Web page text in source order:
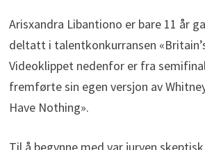
Arisxandra Libantiono er bare 11 år
deltatt i talentkonkurransen
Videoklippet nedenfor er fra
fremførte sin egen versjon av
Have Nothing».